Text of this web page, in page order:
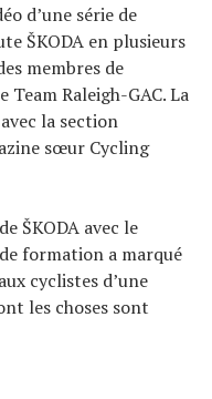
d’une série de
ŠKODA en plusieurs
membres de
Raleigh-GAC. La
la section
sœur Cycling
ŠKODA avec le
formation a marqué
cyclistes d’une
les choses sont